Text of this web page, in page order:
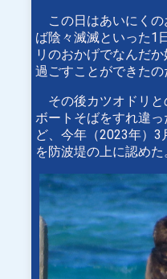
この日はあいにくの
ば陰々滅滅といった1
リのおかげでなんだ
過ごすことができたの
その後カツオドリと
ボートそばをすれ違
ど、今年（2023年）
を防波堤の上に認めた